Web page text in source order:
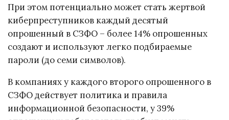
При этом потенциально может стать жертвой
киберпреступников каждый десятый
опрошенный в СЗФО – более 14% опрошенных
создают и используют легко подбираемые
пароли (до семи символов).
В компаниях у каждого второго опрошенного в
СЗФО действует политика и правила
информационной безопасности, у 39%